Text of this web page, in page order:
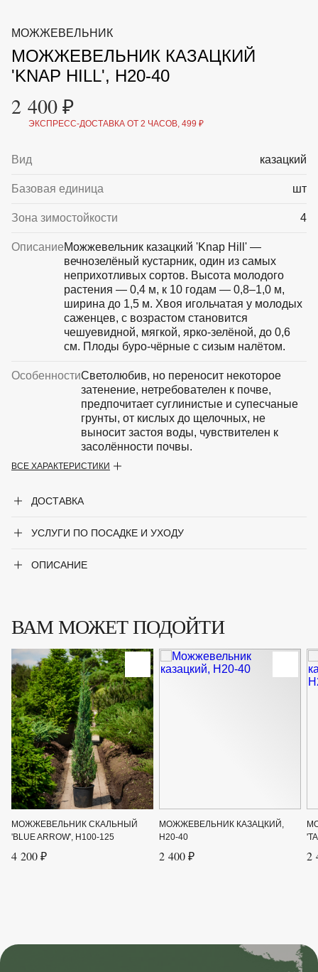
МАЛАЯ МЕХАНИЗАЦИЯ
ОТПУГИВАТЕЛИ ОТ ПТИЦ, НАСЕКОМЫХ И
ГРЫЗУНОВ
САДОВАЯ ОДЕЖДА И ОБУВЬ
САДОВЫЙ ИНСТРУМЕНТ
СРЕДСТВА ЗАЩИТЫ РАСТЕНИЙ И УДОБРЕНИЯ
ТОВАРЫ ДЛЯ БАНЬ И САУН
ТОВАРЫ И АПТЕКА ДЛЯ ПРУДА
Sale Новинки
УХОД
+7 (495) 197 87
87
МОЖЖЕВЕЛЬНИК
МОЖЖЕВЕЛЬНИК КАЗАЦКИЙ
'KNAP HILL', H20-40
2 400 ₽
ЭКСПРЕСС-ДОСТАВКА ОТ 2 ЧАСОВ, 499 ₽
Вид казацкий
Базовая единица шт
Зона зимостойкости 4
ОписаниеМожжевельник казацкий 'Knap Hill' —
вечнозелёный кустарник, один из самых
неприхотливых сортов. Высота молодого
растения — 0,4 м, к 10 годам — 0,8–1,0 м,
ширина до 1,5 м. Хвоя игольчатая у молодых
саженцев, с возрастом становится
чешуевидной, мягкой, ярко-зелёной, до 0,6
см. Плоды буро-чёрные с сизым налётом.
ОсобенностиСветолюбив, но переносит некоторое
затенение, нетребователен к почве,
предпочитает суглинистые и супесчаные
грунты, от кислых до щелочных, не
выносит застоя воды, чувствителен к
засолённости почвы.
Род
Сорт
Цвет хвои
Ширина от
ВСЕ ХАРАКТЕРИСТИКИ
ДОСТАВКА
УСЛУГИ ПО ПОСАДКЕ И УХОДУ
ОПИСАНИЕ
ВАМ МОЖЕТ ПОДОЙТИ
МОЖЖЕВЕЛЬНИК СКАЛЬНЫЙ
'BLUE ARROW', H100-125
4 200 ₽
МОЖЖЕВЕЛЬНИК КАЗАЦКИЙ,
H20-40
2 400 ₽ 2